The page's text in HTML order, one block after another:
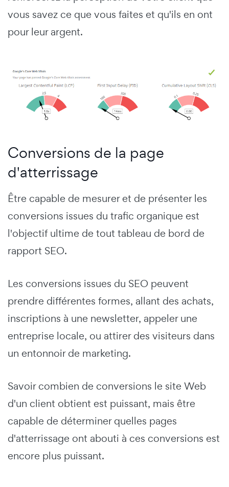
vous savez ce que vous faites et qu'ils en ont
pour leur argent.
Conversions de la page
d'atterrissage
Être capable de mesurer et de présenter les
conversions issues du trafic organique est
l'objectif ultime de tout tableau de bord de
rapport SEO.
Les conversions issues du SEO peuvent
prendre différentes formes, allant des achats,
inscriptions à une newsletter, appeler une
entreprise locale, ou attirer des visiteurs dans
un entonnoir de marketing.
Savoir combien de conversions le site Web
d'un client obtient est puissant, mais être
capable de déterminer quelles pages
d'atterrissage ont abouti à ces conversions est
encore plus puissant.